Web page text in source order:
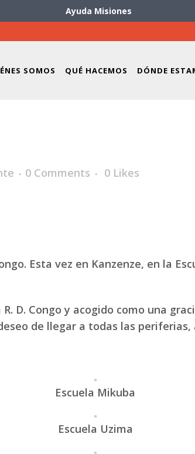
Ayuda Misiones
SOMOS QUÉ HACEMOS DÓNDE
0 Comments 0 Likes
Esta vez en Kanzenze, en la
D. Congo y acogido como una
de llegar a todas las
Escuela Mikuba
Escuela Uzima